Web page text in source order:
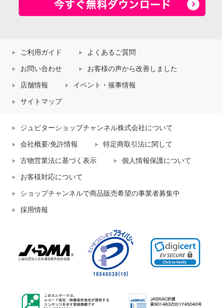
ご利用ガイド よくあるご質問
お問い合わせ お客様の声から改善しました
店舗情報 イベント・催事情報
サイトマップ
ジュピターショップチャンネル株式会社について
会社概要/免許情報 特定商取引法に関して
古物営業法に基づく表示 個人情報保護について
お客様対応について
ショップチャンネルで商品販売希望の事業者募集中
採用情報